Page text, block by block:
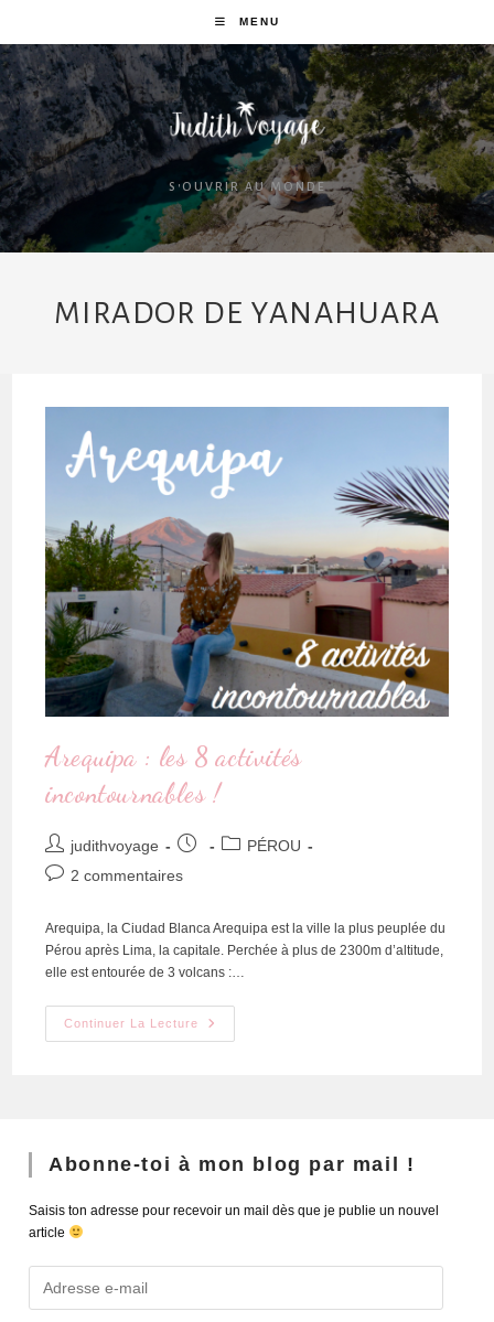
MENU
S'OUVRIR AU MONDE
MIRADOR DE YANAHUARA
Arequipa : les 8 activités
incontournables !
judithvoyage
PÉROU
2 commentaires
Arequipa, la Ciudad Blanca Arequipa est la ville la plus peuplée du
Pérou après Lima, la capitale. Perchée à plus de 2300m d’altitude,
elle est entourée de 3 volcans :…
Continuer La Lecture
Abonne-toi à mon blog par mail !
Saisis ton adresse pour recevoir un mail dès que je publie un nouvel
article